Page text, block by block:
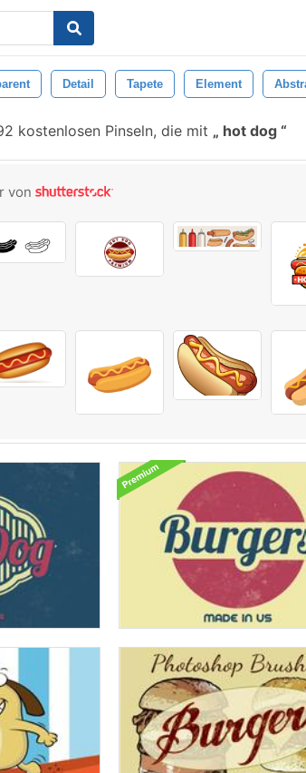
Detail Tapete Element
kostenlosen Pinseln, die mit hot dog
von